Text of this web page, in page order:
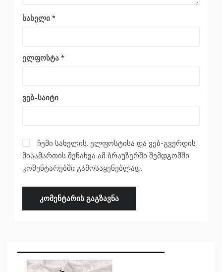
სახელი *
ელფოსტა *
ვებ-საიტი
ჩემი სახელის. ელფოსტისა და ვებ-გვერდის
მისამართის შენახვა ამ ბრაუზერში შემდგომში
კომენტარებში გამოსაყენებლად.